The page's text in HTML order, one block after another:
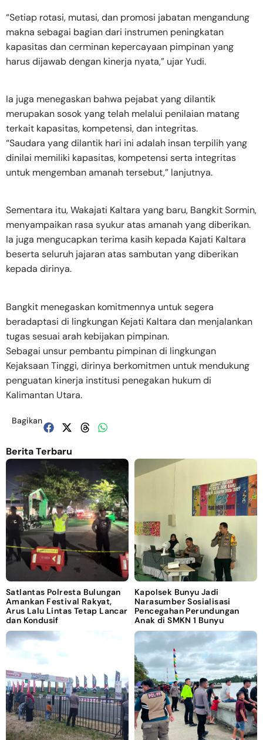
“Setiap rotasi, mutasi, dan promosi jabatan mengandung
makna sebagai bagian dari instrumen peningkatan
kapasitas dan cerminan kepercayaan pimpinan yang
harus dijawab dengan kinerja nyata,” ujar Yudi.
Ia juga menegaskan bahwa pejabat yang dilantik
merupakan sosok yang telah melalui penilaian matang
terkait kapasitas, kompetensi, dan integritas.
“Saudara yang dilantik hari ini adalah insan terpilih yang
dinilai memiliki kapasitas, kompetensi serta integritas
untuk mengemban amanah tersebut,” lanjutnya.
Sementara itu, Wakajati Kaltara yang baru, Bangkit Sormin,
menyampaikan rasa syukur atas amanah yang diberikan.
Ia juga mengucapkan terima kasih kepada Kajati Kaltara
beserta seluruh jajaran atas sambutan yang diberikan
kepada dirinya.
Bangkit menegaskan komitmennya untuk segera
beradaptasi di lingkungan Kejati Kaltara dan menjalankan
tugas sesuai arah kebijakan pimpinan.
Sebagai unsur pembantu pimpinan di lingkungan
Kejaksaan Tinggi, dirinya berkomitmen untuk mendukung
penguatan kinerja institusi penegakan hukum di
Kalimantan Utara.
Bagikan
Berita Terbaru
Satlantas Polresta Bulungan
Amankan Festival Rakyat,
Arus Lalu Lintas Tetap Lancar
dan Kondusif
Kapolsek Bunyu Jadi
Narasumber Sosialisasi
Pencegahan Perundungan
Anak di SMKN 1 Bunyu